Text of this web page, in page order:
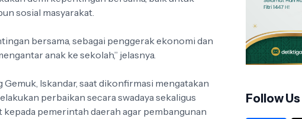
sosial masyarakat.
bersama, sebagai penggerak ekonomi dan
anak ke sekolah,” jelasnya.
Gemuk, Iskandar, saat dikonfirmasi mengatakan
perbaikan secara swadaya sekaligus
pemerintah daerah agar pembangunan
Follow Us